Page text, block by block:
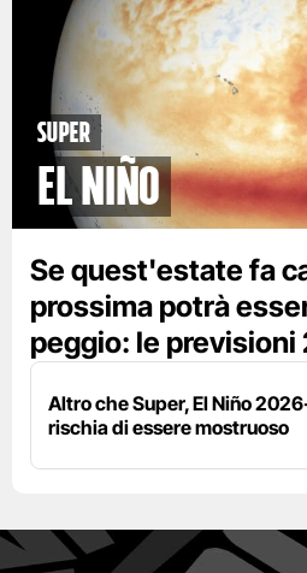
Super
El Niño
Se quest'estate fa
prossima potrà
peggio: le previsioni
Altro che Super, El Niño
rischia di essere mostruoso